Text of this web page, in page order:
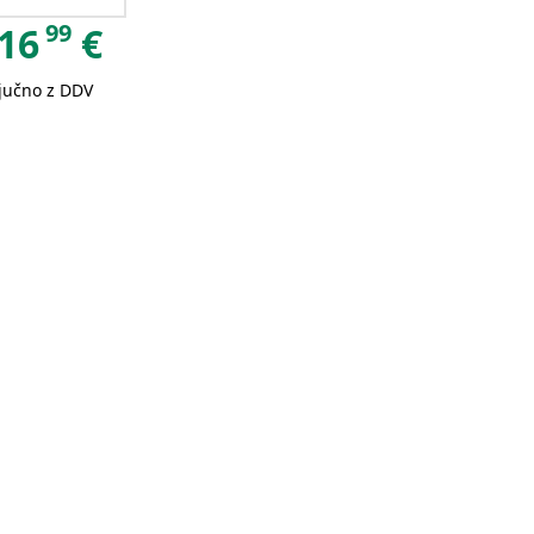
99 €
z DDV